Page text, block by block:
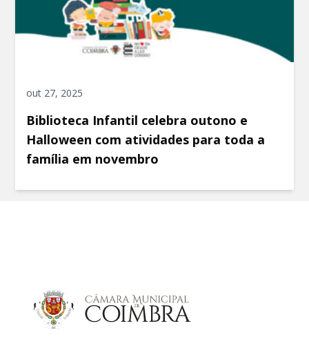
out 27, 2025
Biblioteca Infantil celebra outono e
Halloween com atividades para toda a
família em novembro